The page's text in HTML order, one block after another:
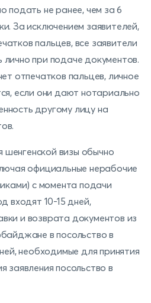
подать не ранее, чем за 6
За исключением заявителей,
пальцев, все заявители
при подаче документов.
отпечатков пальцев, личное
если они дают нотариально
другому лицу на
визы обычно
официальные нерабочие
с момента подачи
входят 10-15 дней,
и возврата документов из
в посольство в
необходимые для принятия
заявления посольство в